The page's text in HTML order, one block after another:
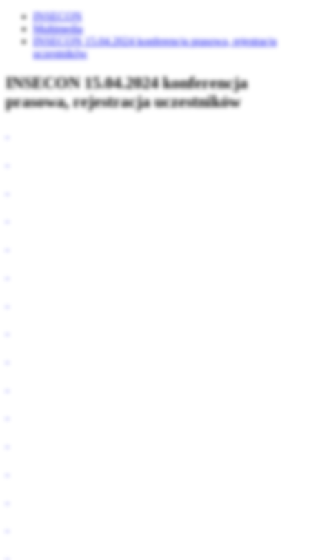
INSECON
Multimedia
INSECON 15.04.2024 konferencja prasowa, rejestracja
uczestników
INSECON 15.04.2024 konferencja
prasowa, rejestracja uczestników